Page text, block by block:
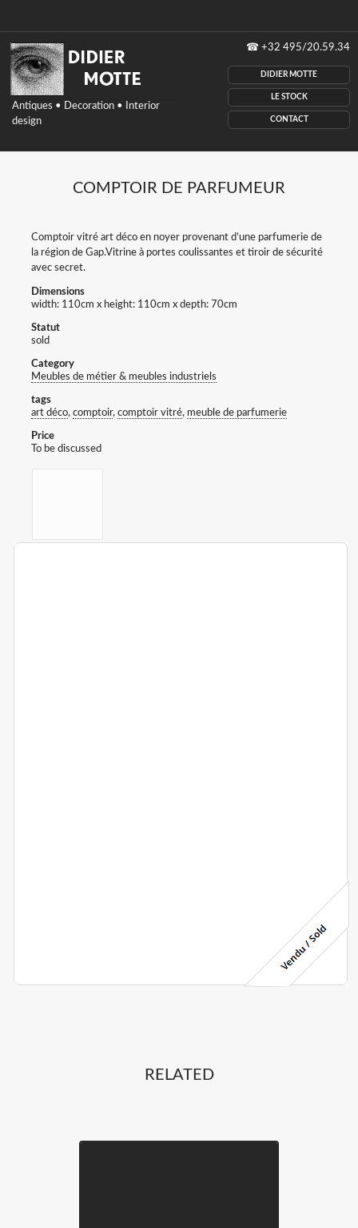
Didier
Motte
antiques,
Decoration,
interior
design,
Belgium
Antiques • Decoration • Interior
design
☎ +32 495/20.59.34
DIDIER MOTTE
LE STOCK
CONTACT
COMPTOIR DE PARFUMEUR
Comptoir vitré art déco en noyer provenant d’une parfumerie de
la région de Gap.Vitrine à portes coulissantes et tiroir de sécurité
avec secret.
Dimensions
width: 110cm x height: 110cm x depth: 70cm
Statut
sold
Category
Meubles de métier & meubles industriels
tags
art déco, comptoir, comptoir vitré, meuble de parfumerie
Price
To be discussed
RELATED